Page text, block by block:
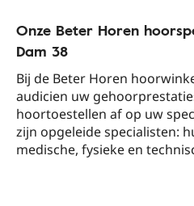
Onze Beter Horen
Dam 38​
Bij de Beter Horen
audicien uw
hoortoestellen af op uw
zijn opgeleide specialisten:
medische, fysieke en